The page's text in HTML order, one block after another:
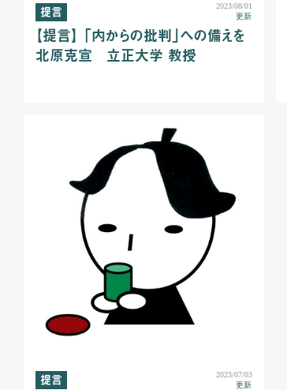
提言
2023/08/01
更新
【提言】 「内からの批判」への備えを
北原克宣 立正大学 教授
提言
2023/07/03
更新